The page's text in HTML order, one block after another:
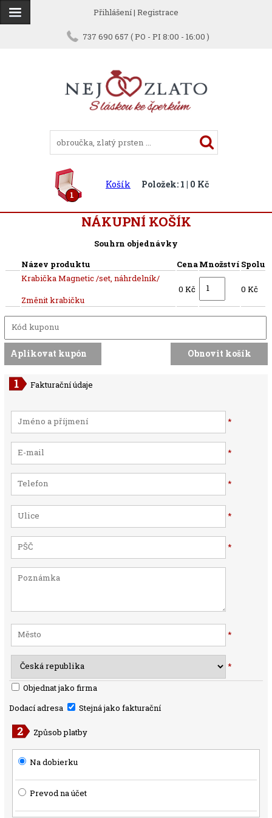
Přihlášení| Registrace
737 690 657 ( PO - PI 8:00 - 16:00 )
1
Košík Položek: 1 | 0 Kč
NÁKUPNÍ KOŠÍK
Souhrn objednávky
Název produktu
CenaMnožství Spolu
Krabička Magnetic /set, náhrdelník/
Změnit krabičku
0 Kč 0 Kč
Fakturační údaje
*
*
*
*
*
*
*
Objednat jako firma
Dodací adresa
Stejná jako fakturační
Způsob platby
Na dobierku
Prevod na účet